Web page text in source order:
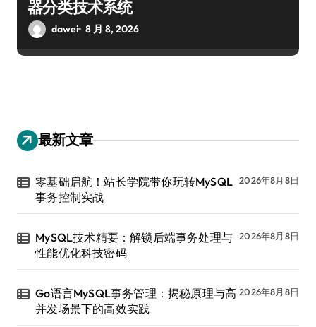
器分类技术系统
dawei 8 月 8, 2026
最新文章
零基础启航！站长学院带你玩转MySQL
事务控制实战
2026年8月8日
MySQL技术精要：解锁后端事务处理与
性能优化科技密码
2026年8月8日
Go语言MySQL事务管理：揭秘原理与高
并发场景下的高效实践
2026年8月8日